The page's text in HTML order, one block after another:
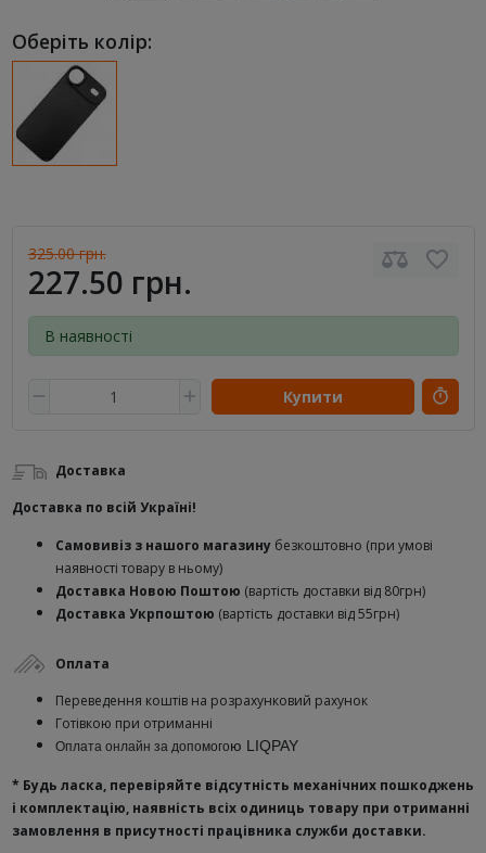
Оберіть колір:
325.00 грн.
227.50 грн.
В наявності
Купити
Доставка
Доставка по всій Україні!
Самовивіз з нашого магазину безкоштовно (при умові
наявності товару в ньому)
Доставка Новою Поштою (вартість доставки від 80грн)
Доставка Укрпоштою (вартість доставки від 55грн)
Оплата
Переведення коштів на розрахунковий рахунок
Готівкою при отриманні
Оплата онлайн за допомогою LIQPAY
* Будь ласка, перевіряйте відсутність механічних пошкоджень
і комплектацію, наявність всіх одиниць товару при отриманні
замовлення в присутності працівника служби доставки.